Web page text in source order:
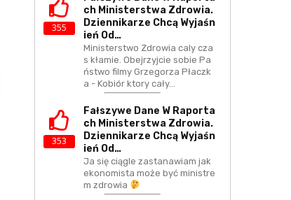
355
Ch Ministerstwa Zdrowia.
Dziennikarze Chcą Wyjaśn
Ień Od…
Ministerstwo Zdrowia caly cza
s kłamie. Obejrzyjcie sobie Pa
ństwo filmy Grzegorza Płaczk
a - Kobiór ktory cały…
353
Fałszywe Dane W Raporta
Ch Ministerstwa Zdrowia.
Dziennikarze Chcą Wyjaśn
Ień Od…
Ja się ciągle zastanawiam jak
ekonomista może być ministre
m zdrowia